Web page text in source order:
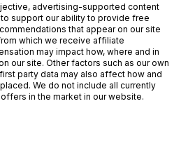
advertising-supported content
support our ability to provide free
that appear on our site
which we receive affiliate
may impact how, where and in
our site. Other factors such as our own
party data may also affect how and
We do not include all currently
in the market in our website.